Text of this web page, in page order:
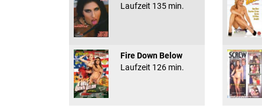
Laufzeit 135 min.
Fire Down Below
Laufzeit 126 min.